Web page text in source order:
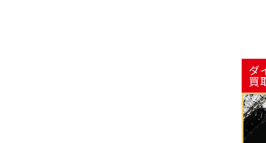
ダ
買